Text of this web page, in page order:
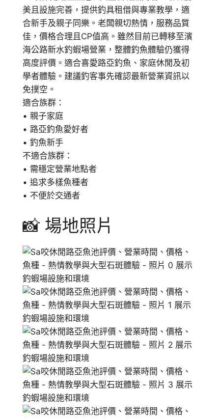
美且設施完善，提供釣具租借與專業教學，適
合新手及親子同樂。老闆親切熱情，服務品質
佳，價格合理且CP值高。雖然目前已轉移至濱
海公路新水釣蝦場營業，整體釣魚體驗仍獲得
高度評價。適合喜愛路亞釣魚、家庭休閒及初
學者體驗。建議釣客事先確認最新營業資訊以
免撲空。
適合族群：
• 親子家庭
• 路亞釣魚愛好者
• 釣魚新手
不適合族群：
• 需穩定營業地點者
• 追求多樣魚種者
• 不便於交通者
📸 場地照片